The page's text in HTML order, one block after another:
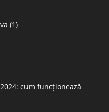
(1)
cum funcționează